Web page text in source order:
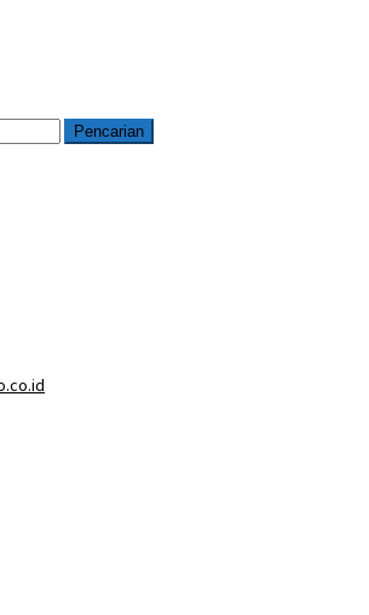
Pencarian